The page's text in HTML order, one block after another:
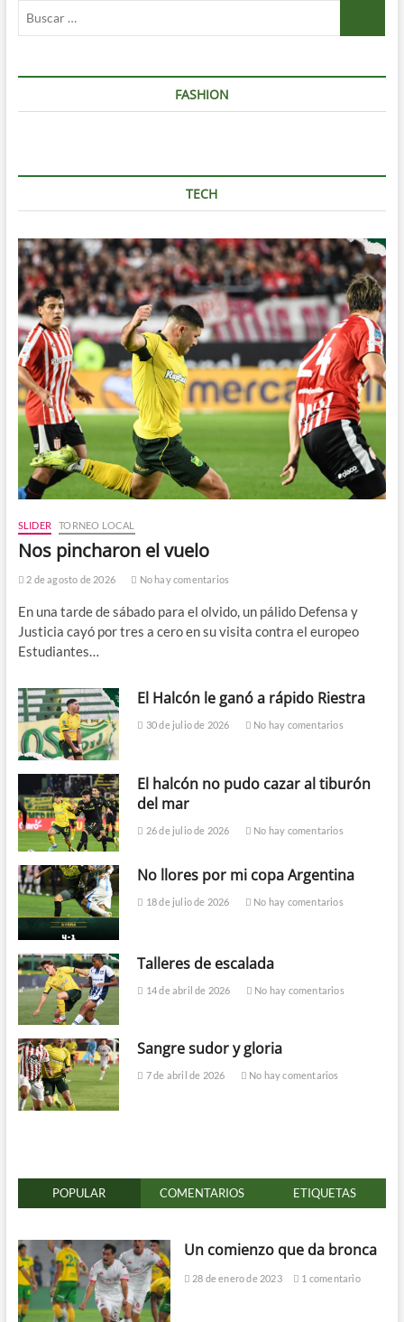
FASHION
TECH
SLIDER TORNEO LOCAL
Nos pincharon el vuelo
2 de agosto de 2026 No hay comentarios
En una tarde de sábado para el olvido, un pálido Defensa y
Justicia cayó por tres a cero en su visita contra el europeo
Estudiantes…
El Halcón le ganó a rápido Riestra
30 de julio de 2026 No hay comentarios
El halcón no pudo cazar al tiburón
del mar
26 de julio de 2026 No hay comentarios
No llores por mi copa Argentina
18 de julio de 2026 No hay comentarios
Talleres de escalada
14 de abril de 2026 No hay comentarios
Sangre sudor y gloria
7 de abril de 2026 No hay comentarios
POPULAR COMENTARIOS ETIQUETAS
Un comienzo que da bronca
28 de enero de 2023 1 comentario